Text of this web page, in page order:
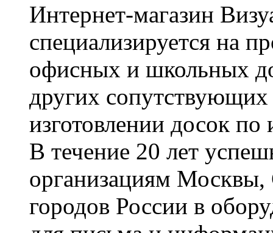
Интернет-магазин
специализируется на
офисных и школьных
других сопутствующих
изготовлении досок по
В течение 20 лет
организациям Москвы,
городов России в